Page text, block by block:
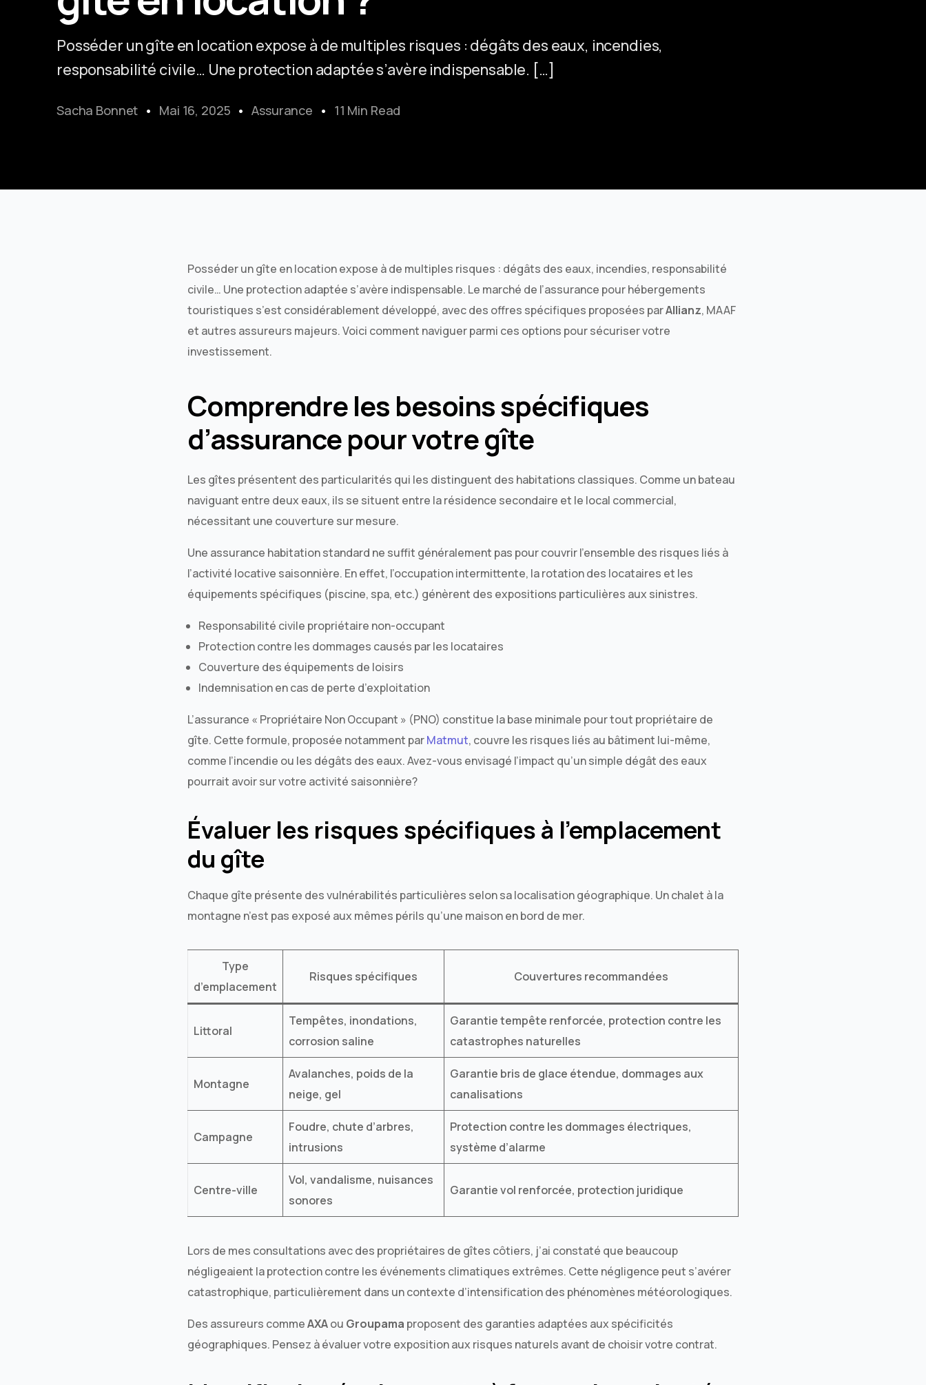
Assurance habitation Lyon
Posséder un gîte en location expose à de multiples risques : dégâts des eaux, incendies,
responsabilité civile… Une protection adaptée s’avère indispensable. […]
Sacha Bonnet Mai 16, 2025 Assurance 11 Min Read
Posséder un gîte en location expose à de multiples risques : dégâts des eaux, incendies, responsabilité
civile… Une protection adaptée s’avère indispensable. Le marché de l’assurance pour hébergements
touristiques s’est considérablement développé, avec des offres spécifiques proposées parAllianz, MAAF
et autres assureurs majeurs. Voici comment naviguer parmi ces options pour sécuriser votre
investissement.
Comprendre les besoins spécifiques
d’assurance pour votre gîte
Les gîtes présentent des particularités qui les distinguent des habitations classiques. Comme un bateau
naviguant entre deux eaux, ils se situent entre la résidence secondaire et le local commercial,
nécessitant une couverture sur mesure.
Une assurance habitation standard ne suffit généralement pas pour couvrir l’ensemble des risques liés à
l’activité locative saisonnière. En effet, l’occupation intermittente, la rotation des locataires et les
équipements spécifiques (piscine, spa, etc.) génèrent des expositions particulières aux sinistres.
Responsabilité civile propriétaire non-occupant
Protection contre les dommages causés par les locataires
Couverture des équipements de loisirs
Indemnisation en cas de perte d’exploitation
L’assurance « Propriétaire Non Occupant » (PNO) constitue la base minimale pour tout propriétaire de
gîte. Cette formule, proposée notamment parMatmut, couvre les risques liés au bâtiment lui-même,
comme l’incendie ou les dégâts des eaux. Avez-vous envisagé l’impact qu’un simple dégât des eaux
pourrait avoir sur votre activité saisonnière?
Évaluer les risques spécifiques à l’emplacement
du gîte
Chaque gîte présente des vulnérabilités particulières selon sa localisation géographique. Un chalet à la
montagne n’est pas exposé aux mêmes périls qu’une maison en bord de mer.
Type
d’emplacement
Risques spécifiques Couvertures recommandées
Littoral
Tempêtes, inondations,
corrosion saline
Garantie tempête renforcée, protection contre les
catastrophes naturelles
Montagne
Avalanches, poids de la
neige, gel
Garantie bris de glace étendue, dommages aux
canalisations
Campagne
Foudre, chute d’arbres,
intrusions
Protection contre les dommages électriques,
système d’alarme
Centre-ville
Vol, vandalisme, nuisances
sonores
Garantie vol renforcée, protection juridique
Lors de mes consultations avec des propriétaires de gîtes côtiers, j’ai constaté que beaucoup
négligeaient la protection contre les événements climatiques extrêmes. Cette négligence peut s’avérer
catastrophique, particulièrement dans un contexte d’intensification des phénomènes météorologiques.
Des assureurs commeAXAou Groupama proposent des garanties adaptées aux spécificités
géographiques. Pensez à évaluer votre exposition aux risques naturels avant de choisir votre contrat.